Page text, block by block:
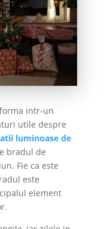
intr-un
utile despre
luminoase de
bradul de
Fie ca este
este
element